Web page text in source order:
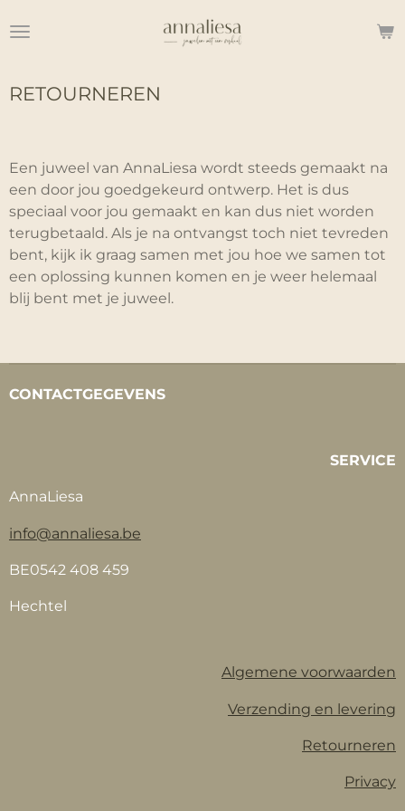
direct
de
hoofdinhoud
RETOURNEREN
Een juweel van AnnaLiesa wordt steeds gemaakt na
een door jou goedgekeurd ontwerp. Het is dus
speciaal voor jou gemaakt en kan dus niet worden
terugbetaald. Als je na ontvangst toch niet tevreden
bent, kijk ik graag samen met jou hoe we samen tot
een oplossing kunnen komen en je weer helemaal
blij bent met je juweel.
CONTACTGEGEVENS
SERVICE
AnnaLiesa
info@annaliesa.be
BE0542 408 459
Hechtel
Algemene voorwaarden
Verzending en levering
Retourneren
Privacy